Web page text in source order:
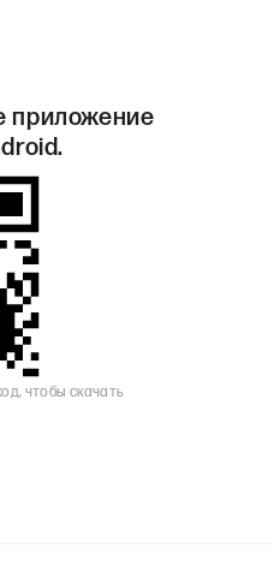
приложение
чтобы скачать